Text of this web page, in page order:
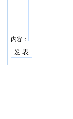
内容：